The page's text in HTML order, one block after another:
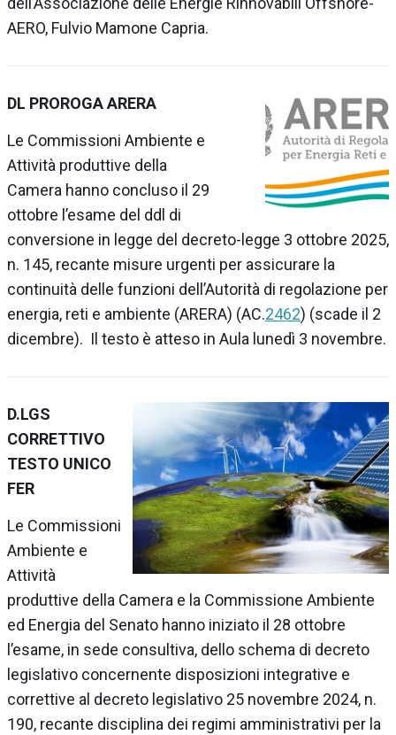
AERO, Fulvio Mamone Capria.
DL PROROGA ARERA
Le Commissioni Ambiente e
Attività produttive della
Camera hanno concluso il 29
ottobre l’esame del ddl di
conversione in legge del decreto-legge 3 ottobre 2025,
n. 145, recante misure urgenti per assicurare la
continuità delle funzioni dell’Autorità di regolazione per
energia, reti e ambiente (ARERA) (AC.2462) (scade il 2
dicembre). Il testo è atteso in Aula lunedì 3 novembre.
D.LGS
CORRETTIVO
TESTO UNICO
FER
Le Commissioni
Ambiente e
Attività
produttive della Camera e la Commissione Ambiente
ed Energia del Senato hanno iniziato il 28 ottobre
l’esame, in sede consultiva, dello schema di decreto
legislativo concernente disposizioni integrative e
correttive al decreto legislativo 25 novembre 2024, n.
190, recante disciplina dei regimi amministrativi per la